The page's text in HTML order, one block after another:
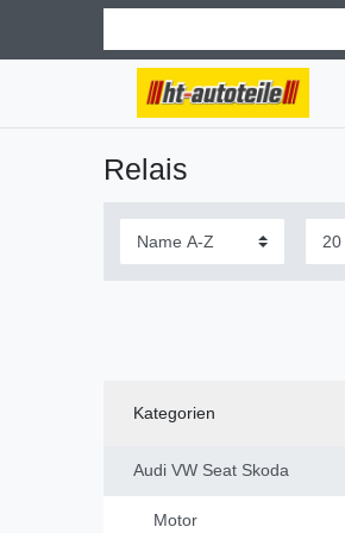
Relais
Kategorien
Audi VW Seat Skoda
Motor